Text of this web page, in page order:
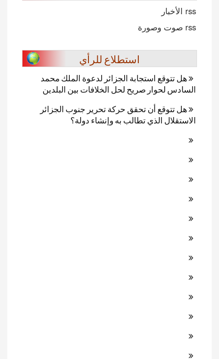
الجزائر لدعوة الملك محمد
لحل الخلافات بين البلدين
حركة تحرير جنوب الجزائر
تطالب به وإنشاء دولة؟